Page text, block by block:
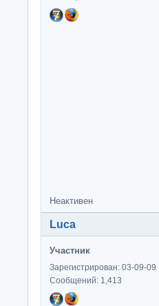
Неактивен
Luca
Участник
Зарегистрирован: 03-09-09
Сообщений: 1,413